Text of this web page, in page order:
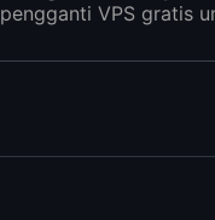
pengganti VPS gratis